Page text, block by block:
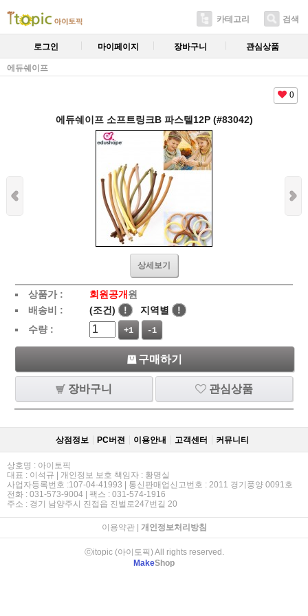
카테고리 검색
로그인 마이페이지 장바구니 관심상품
에듀쉐이프
0
에듀쉐이프 소프트링크B 파스텔12P (#83042)
상세보기
상품가 : 회원공개 원
배송비 :
(조건) ! 지역별
!
수량 :
+1 -1
구매하기
장바구니 관심상품
상점정보 PC버젼 이용안내 고객센터 커뮤니티
상호명 : 아이토픽
대표 : 이석규 | 개인정보 보호 책임자 : 황명실
사업자등록번호 :107-04-41993 | 통신판매업신고번호 : 2011 경기풍양 0091호
전화 : 031-573-9004 | 팩스 : 031-574-1916
주소 : 경기 남양주시 진접읍 진벌로247번길 20
이용약관| 개인정보처리방침
ⓒitopic (아이토픽) All rights reserved.
MakeShop